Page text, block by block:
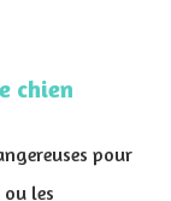
chien
pour
ou les